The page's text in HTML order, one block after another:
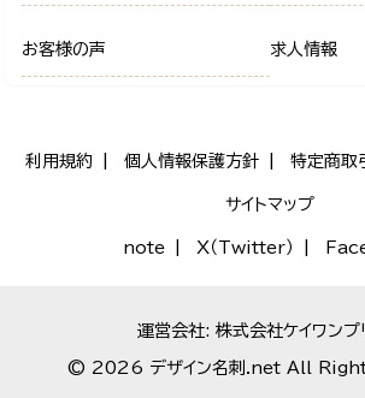
お客様の声 求人情報
利用規約 個人情報保護方針 特定商取
サイトマップ
note X（Twitter）
運営会社: 株式会社ケイワンプ
© 2026 デザイン名刺.net All